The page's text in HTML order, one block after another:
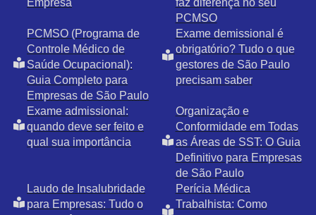
Empresa
faz diferença no seu
PCMSO
PCMSO (Programa de
Controle Médico de
Saúde Ocupacional):
Guia Completo para
Empresas de São Paulo
Exame demissional é
obrigatório? Tudo o que
gestores de São Paulo
precisam saber
Exame admissional:
quando deve ser feito e
qual sua importância
Organização e
Conformidade em Todas
as Áreas de SST: O Guia
Definitivo para Empresas
de São Paulo
Laudo de Insalubridade
para Empresas: Tudo o
Perícia Médica
Trabalhista: Como